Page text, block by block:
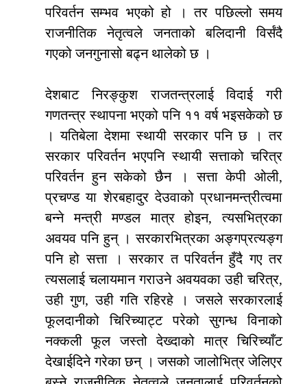
परिवर्तन सम्भव भएको हो । तर पछिल्लो समय
राजनीतिक नेतृत्वले जनताको बलिदानी विर्संदै
गएको जनगुनासो बढ्न थालेको छ ।
देशबाट निरङ्कुश राजतन्त्रलाई विदाई गरी
गणतन्त्र स्थापना भएको पनि ११ वर्ष भइसकेको छ
। यतिबेला देशमा स्थायी सरकार पनि छ । तर
सरकार परिवर्तन भएपनि स्थायी सत्ताको चरित्र
परिवर्तन हुन सकेको छैन । सत्ता केपी ओली,
प्रचण्ड या शेरबहादुर देउवाको प्रधानमन्त्रीत्वमा
बन्ने मन्त्री मण्डल मात्र होइन, त्यसभित्रका
अवयव पनि हुन् । सरकारभित्रका अङ्गप्रत्यङ्ग
पनि हो सत्ता । सरकार त परिवर्तन हुँदै गए तर
त्यसलाई चलायमान गराउने अवयवका उही चरित्र,
उही गुण, उही गति रहिरहे । जसले सरकारलाई
फूलदानीको चिरिच्याट्ट परेको सुगन्ध विनाको
नक्कली फूल जस्तो देख्दाको मात्र चिरिच्याँट
देखाईदिने गरेका छन् । जसको जालोभित्र जेलिएर